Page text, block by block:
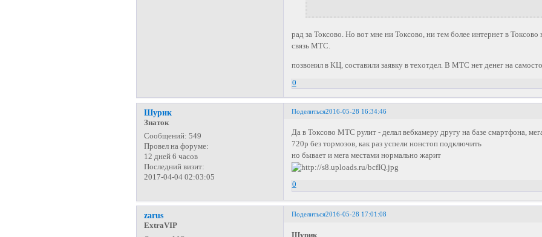
рад за Токсово. Но вот мне ни Токсово, ни тем более интернет в
связь МТС.
позвонил в КЦ, составили заявку в техотдел. В МТС нет денег на
0
Поделиться2016-05-28 16:34:46
Шурик
Знаток
Сообщений: 549
Провел на форуме:
12 дней 6 часов
Последний визит:
2017-04-04 02:03:05
Да в Токсово МТС рулит - делал вебкамеру другу на базе смартфона,
720p без тормозов, как раз успели нонстоп подключить
но бывает и мега местами нормально жарит
0
Поделиться2016-05-28 17:01:08
zarus
ExtraVIP